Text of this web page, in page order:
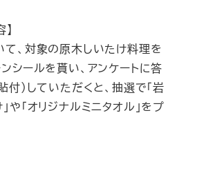
、対象の原木しいたけ料理を
シールを貰い、アンケートに答
付）していただくと、抽選で「岩
や「オリジナルミニタオル」をプ